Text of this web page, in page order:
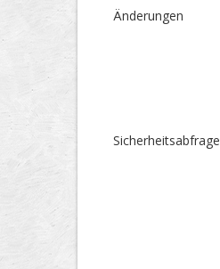
Änderungen
Sicherheitsabfrage